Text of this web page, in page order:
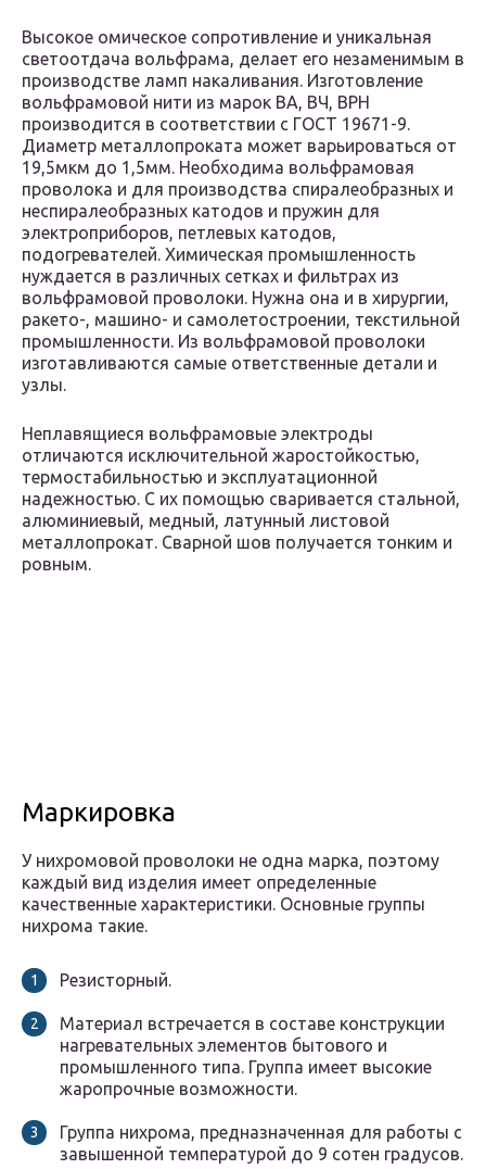
Высокое омическое сопротивление и уникальная
светоотдача вольфрама, делает его незаменимым в
производстве ламп накаливания. Изготовление
вольфрамовой нити из марок ВА, ВЧ, ВРН
производится в соответствии с ГОСТ 19671-9.
Диаметр металлопроката может варьироваться от
19,5мкм до 1,5мм. Необходима вольфрамовая
проволока и для производства спиралеобразных и
неспиралеобразных катодов и пружин для
электроприборов, петлевых катодов,
подогревателей. Химическая промышленность
нуждается в различных сетках и фильтрах из
вольфрамовой проволоки. Нужна она и в хирургии,
ракето-, машино- и самолетостроении, текстильной
промышленности. Из вольфрамовой проволоки
изготавливаются самые ответственные детали и
узлы.
Неплавящиеся вольфрамовые электроды
отличаются исключительной жаростойкостью,
термостабильностью и эксплуатационной
надежностью. С их помощью сваривается стальной,
алюминиевый, медный, латунный листовой
металлопрокат. Сварной шов получается тонким и
ровным.
Маркировка
У нихромовой проволоки не одна марка, поэтому
каждый вид изделия имеет определенные
качественные характеристики. Основные группы
нихрома такие.
Резисторный.
Материал встречается в составе конструкции
нагревательных элементов бытового и
промышленного типа. Группа имеет высокие
жаропрочные возможности.
Группа нихрома, предназначенная для работы с
завышенной температурой до 9 сотен градусов.